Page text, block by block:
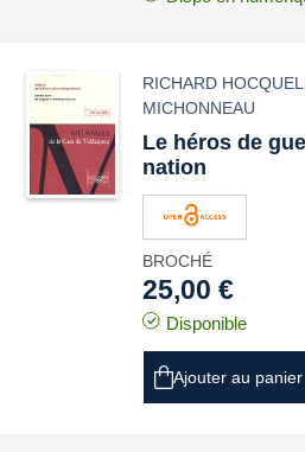
RICHARD
MICHONNEAU
Le héros de
nation
BROCHÉ
25,00 €
Disponible
Ajouter au panier